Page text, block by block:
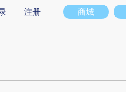
意图存在偏差。不代表财新观点和
商城
注册